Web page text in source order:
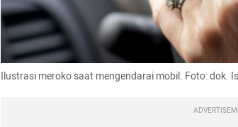
Ilustrasi meroko saat mengendarai mobil. Foto: dok.